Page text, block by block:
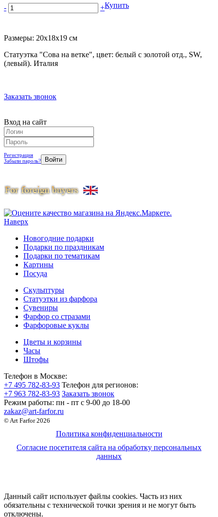
- +Купить
Размеры: 20х18х19 см
Статуэтка "Сова на ветке", цвет: белый с золотой отд., SW,
(левый). Италия
Заказать звонок
Вход на сайт
Регистрация
Забыли пароль?
Наверх
Новогодние подарки
Подарки по праздникам
Подарки по тематикам
Картины
Посуда
Скульптуры
Статуэтки из фарфора
Сувениры
Фарфор со стразами
Фарфоровые куклы
Цветы и корзины
Часы
Штофы
Телефон в Москве:
+7 495 782-83-93 Телефон для регионов:
+7 963 782-83-93 Заказать звонок
Режим работы: пн - пт c 9-00 до 18-00
zakaz@art-farfor.ru
© Art Farfor 2026
Политика конфиденциальности
Согласие посетителя сайта на обработку персональных
данных
Данный сайт использует файлы cookies. Часть из них
обязательны с технической точки зрения и не могут быть
отключены.